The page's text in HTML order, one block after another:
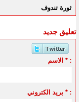
ثورة تندوف
تعليق جديد
الاسم * :
بريد الكتروني * :